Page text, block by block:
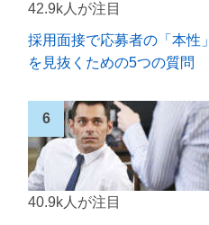
42.9k人が注目
採用面接で応募者の「本性」
を見抜くための5つの質問
40.9k人が注目